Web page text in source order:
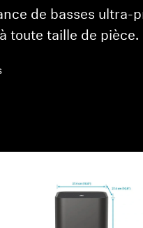
de basses ultra-
toute taille de pièce.